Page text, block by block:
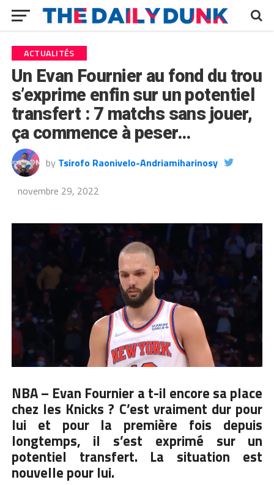
ACTUALITÉS
Un Evan Fournier au fond du trou
s’exprime enfin sur un potentiel
transfert : 7 matchs sans jouer,
ça commence à peser…
by Tsirofo Raonivelo-Andriamiharinosy
novembre 29, 2022
NBA – Evan Fournier a t-il encore sa place
chez les Knicks ? C’est vraiment dur pour
lui et pour la première fois depuis
longtemps, il s’est exprimé sur un
potentiel transfert. La situation est
nouvelle pour lui.